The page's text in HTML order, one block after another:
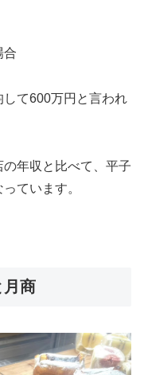
合
て600万円と言われ
年収と比べて、平子
ています。
月商